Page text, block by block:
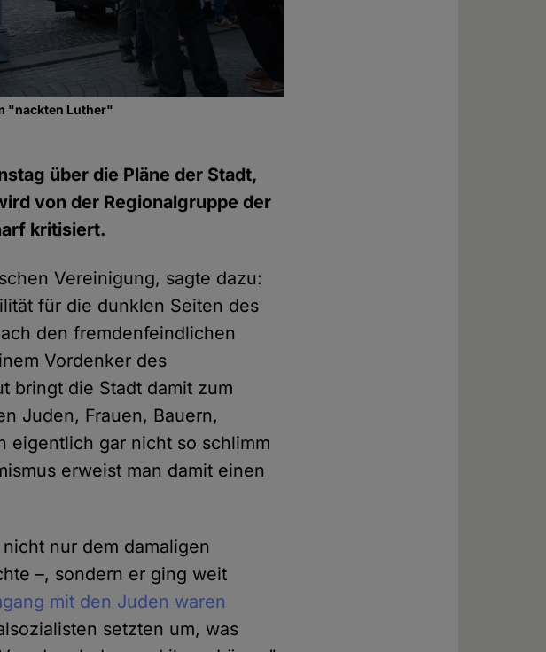
"nackten Luther"
über die Pläne der Stadt,
von der Regionalgruppe der
kritisiert.
Vereinigung, sagte dazu:
für die dunklen Seiten des
den fremdenfeindlichen
Vordenker des
bringt die Stadt damit zum
Juden, Frauen, Bauern,
eigentlich gar nicht so schlimm
erweist man damit einen
nur dem damaligen
–, sondern er ging weit
mit den Juden waren
setzten um, was